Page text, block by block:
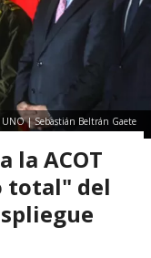
UNO | Sebastián Beltrán Gaete
la ACOT
total" del